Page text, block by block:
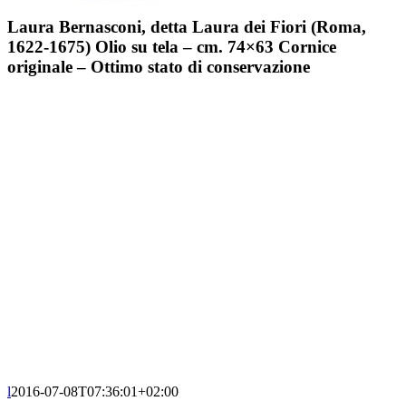
Laura Bernasconi, detta Laura dei Fiori (Roma,
1622-1675) Olio su tela – cm. 74×63 Cornice
originale – Ottimo stato di conservazione
l2016-07-08T07:36:01+02:00